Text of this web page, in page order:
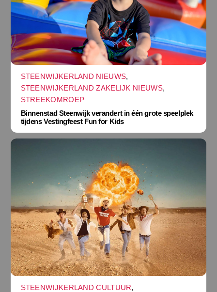
STEENWIJKERLAND NIEUWS,
STEENWIJKERLAND ZAKELIJK NIEUWS,
STREEKOMROEP
Binnenstad Steenwijk verandert in één grote speelplek
tijdens Vestingfeest Fun for Kids
STEENWIJKERLAND CULTUUR,